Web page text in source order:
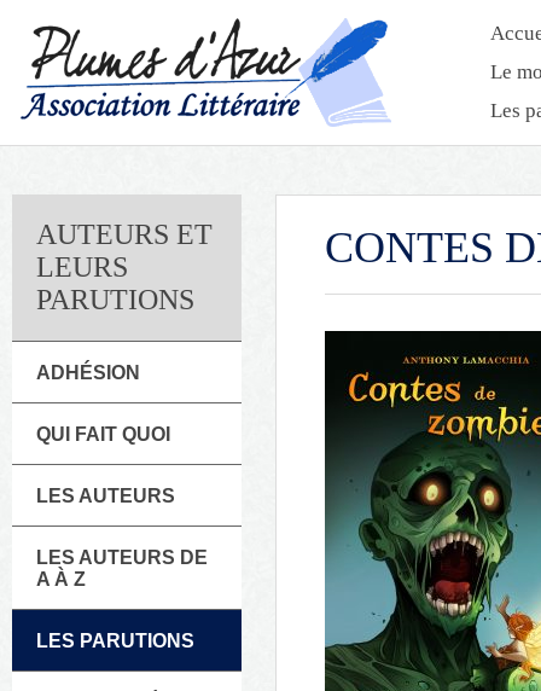
Le
Les
AUTEURS ET
LEURS
PARUTIONS
ADHÉSION
QUI FAIT QUOI
LES AUTEURS
LES AUTEURS DE
A À Z
LES PARUTIONS
CONTES